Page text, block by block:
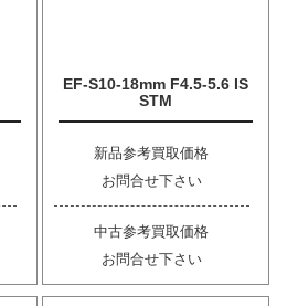
EF-S10-18mm F4.5-5.6 IS
STM
新品参考買取価格
お問合せ下さい
中古参考買取価格
お問合せ下さい